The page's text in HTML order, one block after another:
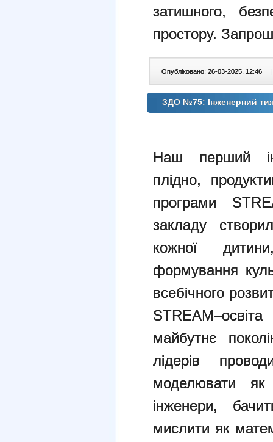
затишного,
простору.
Опубліковано: 26-03-2025, 12:46 |
ЗДО №75: Інженерний
Наш перший
плідно,
програми
закладу
кожної
формування
всебічного
майбутнє
лідерів
моделювати як
інженери,
мислити як